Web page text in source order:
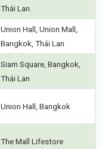
Thái Lan.
Union Hall, Union Mall,
Bangkok, Thái Lan
Siam Square, Bangkok,
Thái Lan
Union Hall, Bangkok
The Mall Lifestore